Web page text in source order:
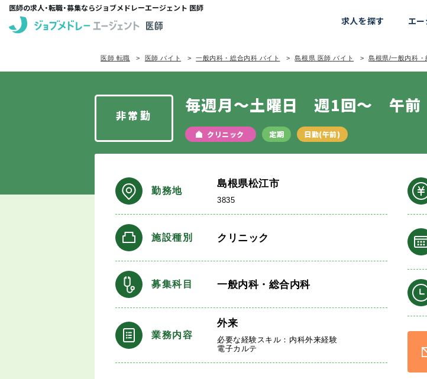
医師の求人・転職・募集ならジョブメドレーエージェント 医師
求人を探す エ
医師 転職 医師 バイト 一般内科・総合内科 バイト 島根県 医師 バイト 島根県/一般内科・
非常勤 毎週月～土曜日 週1回～ 午
クリニック 定期 日勤(午前)
勤務地
島根県松江市
3835
施設種別 クリニック
募集科目 一般内科・総合内科
業務内容
外来
必要な経験スキル：内科外来経験
電子カルテ